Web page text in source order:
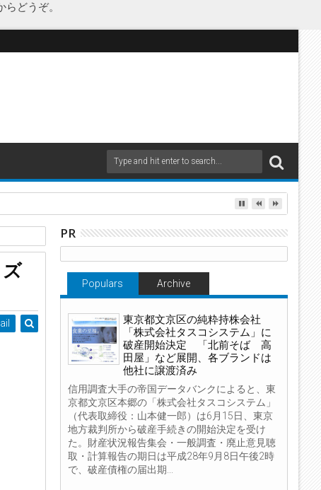
どうぞ。
Gas Japanが承継
PR
Populars Archive
東京都文京区の純粋持株会社
「株式会社タスコシステム」に
破産開始決定 「北前そば 高
田屋」など展開、各ブランドは
他社に譲渡済み
信用調査大手の帝国データバンクによると、東
京都文京区本郷の「株式会社タスコシステム」
（代表取締役：山本健一郎）は6月15日、東京
地方裁判所から破産手続きの開始決定を受け
た。財産状況報告集会・一般調査・廃止意見聴
取・計算報告の期日は平成28年9月8日午後2時
で、破産債権の届出期...